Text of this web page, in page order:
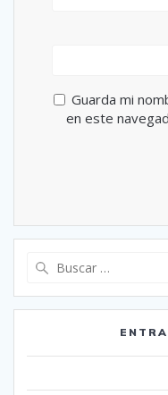
Guarda mi
en este